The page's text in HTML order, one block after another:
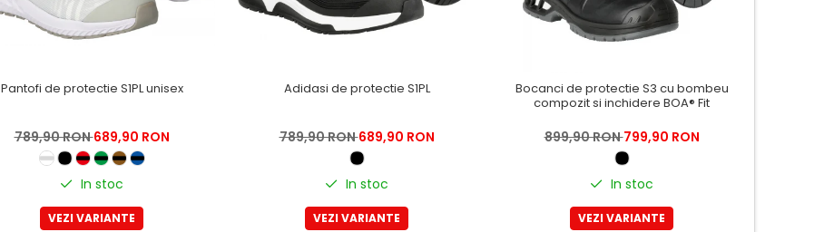
Pantofi de protectie S1PL unisex
789,90 RON689,90 RON
In stoc
VEZI VARIANTE
Adidasi de protectie S1PL
789,90 RON689,90 RON
In stoc
VEZI VARIANTE
Bocanci de protectie S3 cu bombeu
compozit si inchidere BOA® Fit
899,90 RON799,90 RON
In stoc
VEZI VARIANTE